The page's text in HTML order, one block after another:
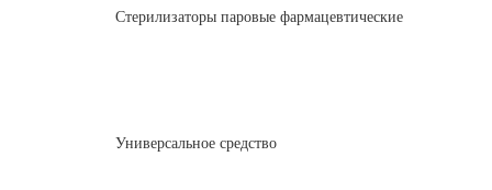
Стерилизаторы паровые фармацевтические
Универсальное средство